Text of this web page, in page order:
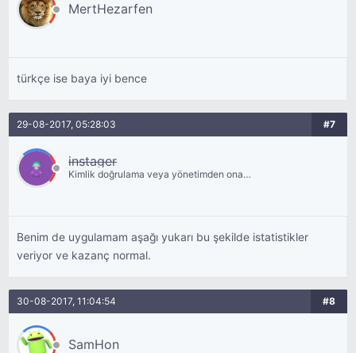
MertHezarfen
türkçe ise baya iyi bence
29-08-2017, 05:28:03 #7
instager
Kimlik doğrulama veya yönetimden onay
Benim de uygulamam aşağı yukarı bu şekilde istatistikler
veriyor ve kazanç normal.
30-08-2017, 11:04:54 #8
SamHon